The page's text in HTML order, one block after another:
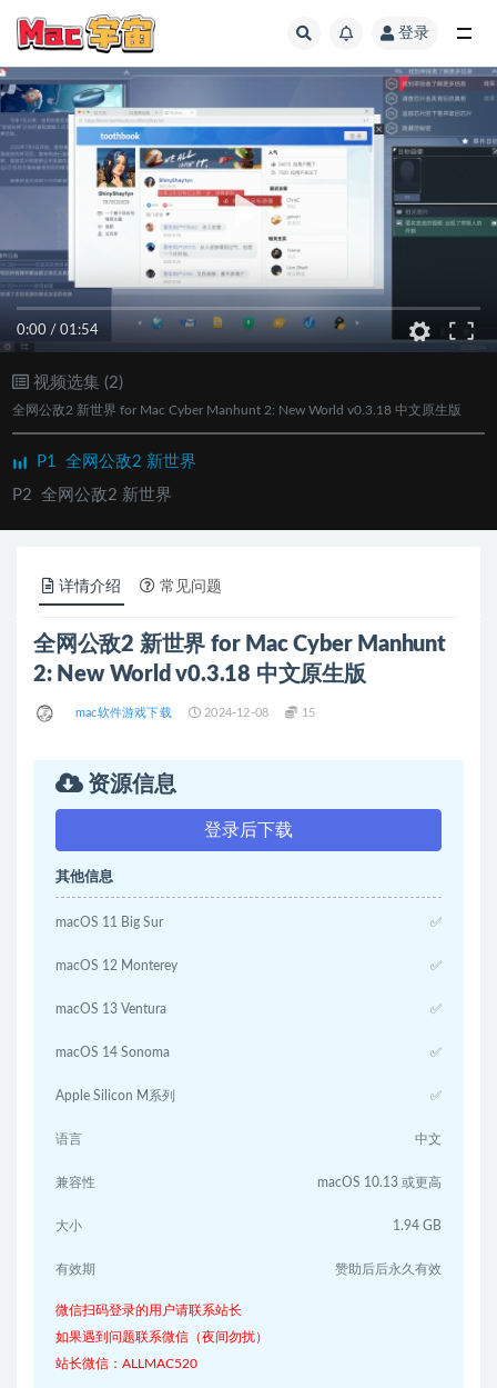
登录
0:00 / 01:54
视频选集 (2)
全网公敌2 新世界 for Mac Cyber Manhunt 2: New World v0.3.18 中文原生版
P1 全网公敌2 新世界
P2 全网公敌2 新世界
详情介绍 常见问题
全网公敌2 新世界 for Mac Cyber Manhunt
2: New World v0.3.18 中文原生版
mac软件游戏下载 2024-12-08 15
资源信息
登录后下载
其他信息
macOS 11 Big Sur ✅
macOS 12 Monterey ✅
macOS 13 Ventura ✅
macOS 14 Sonoma ✅
Apple Silicon M系列 ✅
语言 中文
兼容性 macOS 10.13 或更高
大小 1.94 GB
有效期 赞助后后永久有效
微信扫码登录的用户请联系站长
如果遇到问题联系微信（夜间勿扰）
站长微信：ALLMAC520